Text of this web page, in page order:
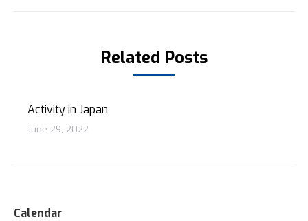
Related Posts
Activity in Japan
June 29, 2022
Calendar